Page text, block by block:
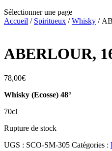
Sélectionner une page
Accueil / Spiritueux /Whisky /
ABERLOUR,
78,00€
Whisky (Ecosse) 48°
70cl
Rupture de stock
UGS : SCO-SM-305 Catégories :